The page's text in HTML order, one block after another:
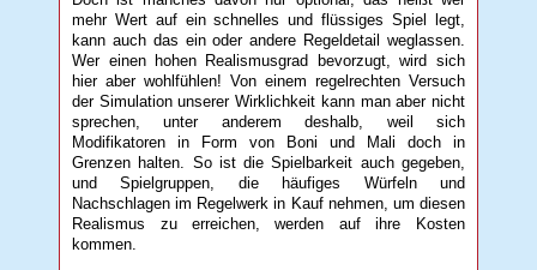
mehr Wert auf ein schnelles und flüssiges Spiel legt,
kann auch das ein oder andere Regeldetail weglassen.
Wer einen hohen Realismusgrad bevorzugt, wird sich
hier aber wohlfühlen! Von einem regelrechten Versuch
der Simulation unserer Wirklichkeit kann man aber nicht
sprechen, unter anderem deshalb, weil sich
Modifikatoren in Form von Boni und Mali doch in
Grenzen halten. So ist die Spielbarkeit auch gegeben,
und Spielgruppen, die häufiges Würfeln und
Nachschlagen im Regelwerk in Kauf nehmen, um diesen
Realismus zu erreichen, werden auf ihre Kosten
kommen.